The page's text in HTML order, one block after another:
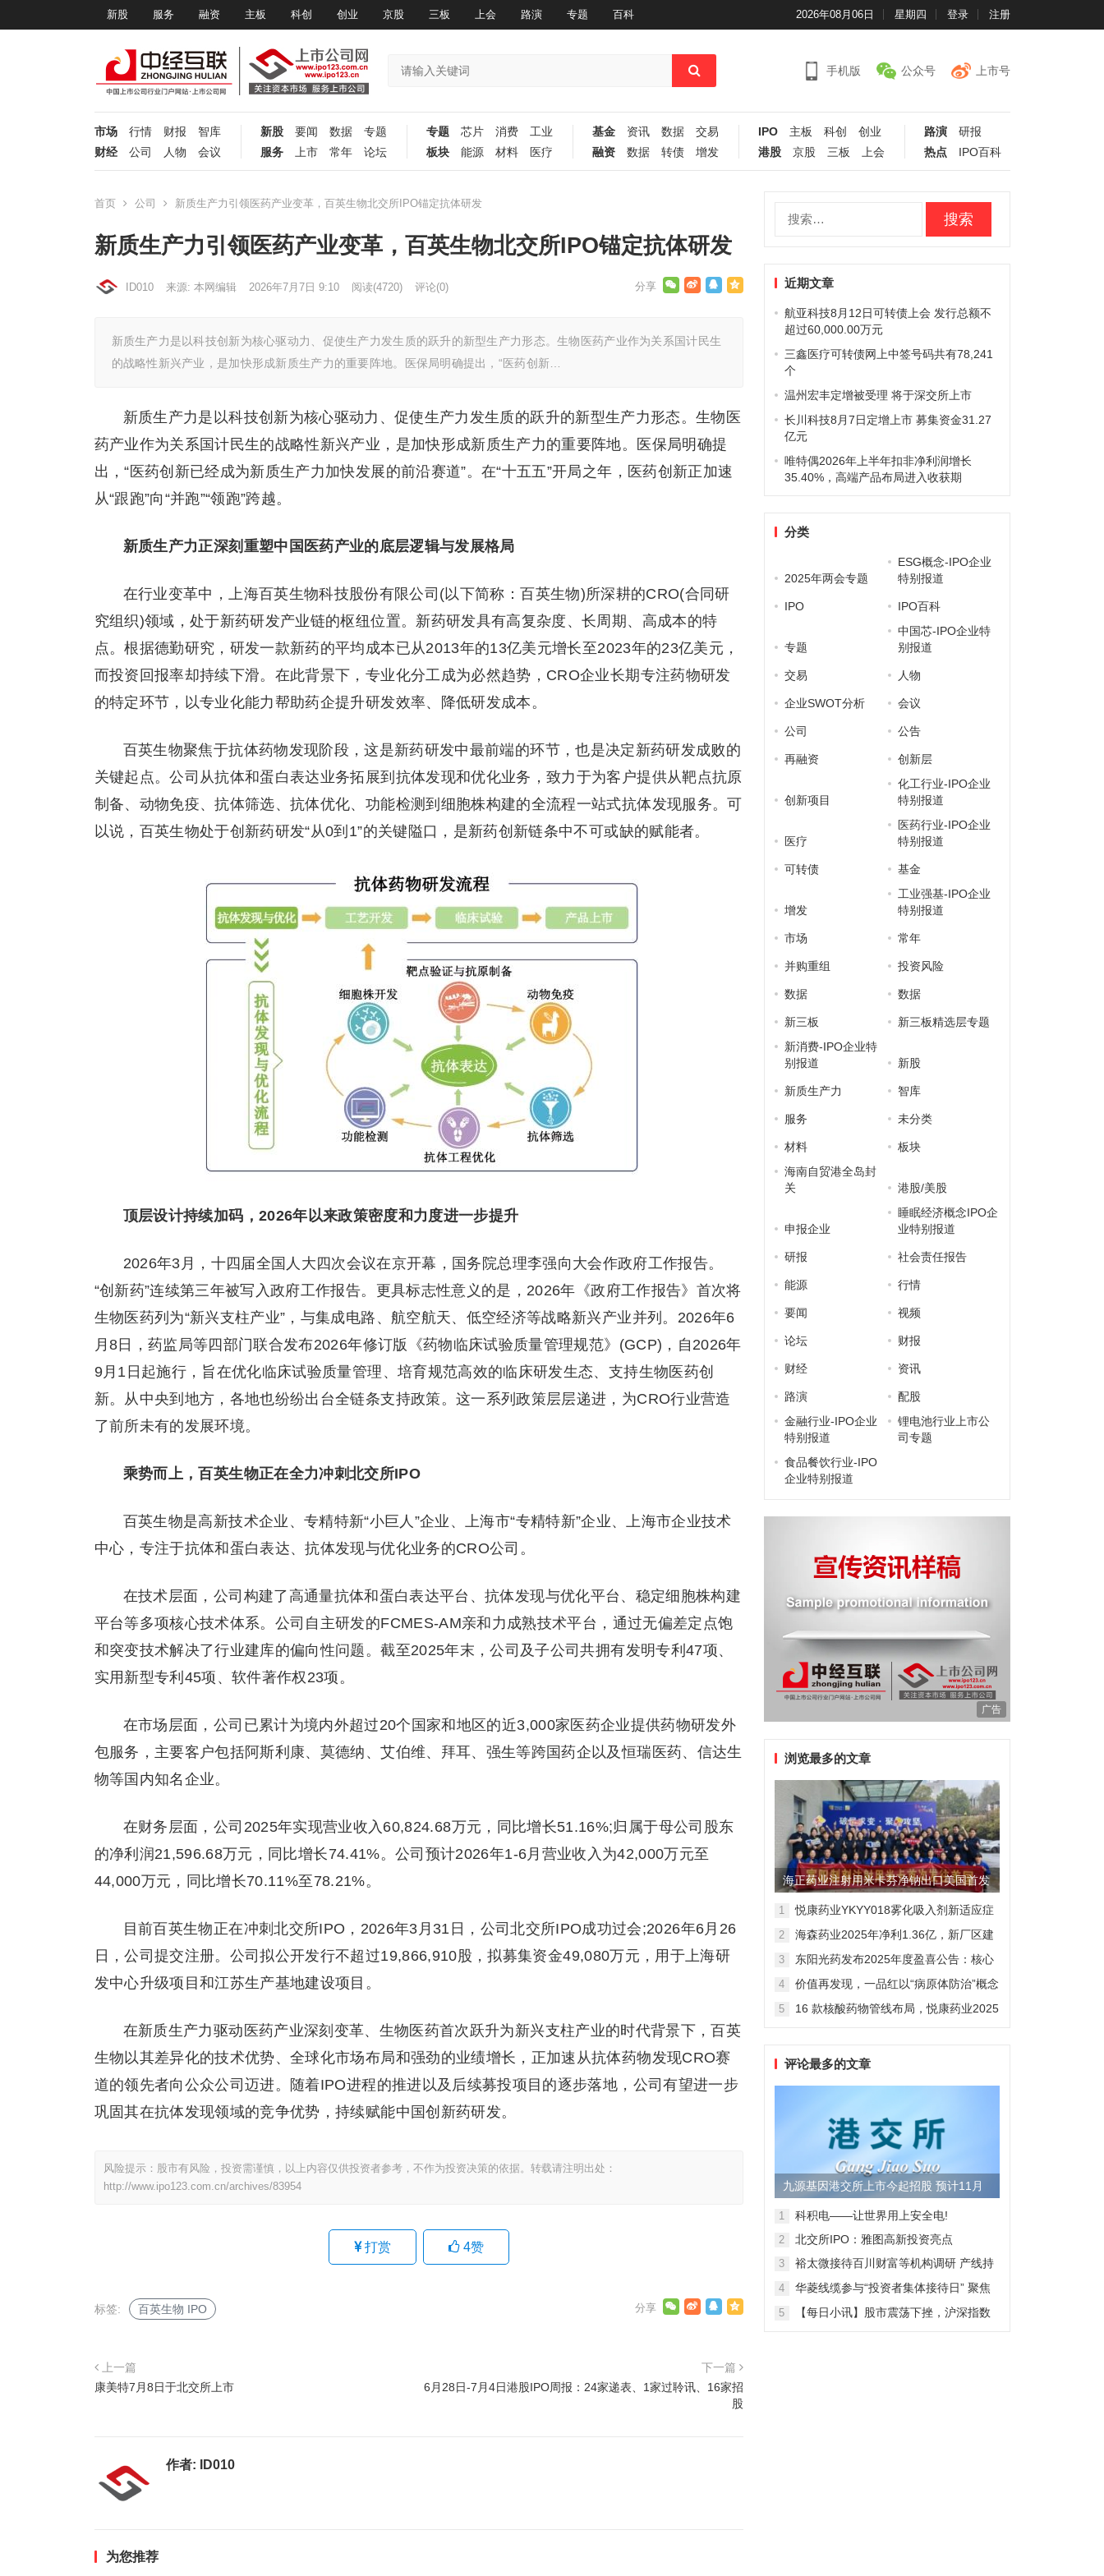
新股 服务 融资 主板 科创 创业 京股 三板 上会 路演 专题 百科 2026年08月06日 星期四 登录 注册
手机版 公众号 上市号
市场 行情 财报
智库
财经
公司 人物 会议
新股 要闻 数据
专题
服务
上市 常年 论坛
专题 芯片 消费
工业
板块
能源 材料 医疗
基金 资讯 数据
交易
融资
数据 转债 增发
IPO 主板 科创
创业
港股
京股 三板 上会
路演
研报
热点
IPO百科
首页 公司 新质生产力引领医药产业变革，百英生物北交所IPO锚定抗体研发
新质生产力引领医药产业变革，百英生物北交所IPO锚定抗体研发
ID010 来源: 本网编辑 2026年7月7日 9:10 阅读(4720) 评论(0)
新质生产力是以科技创新为核心驱动力、促使生产力发生质的跃升的新型生产力形态。生物医药产业作为关系国计民生
的战略性新兴产业，是加快形成新质生产力的重要阵地。医保局明确提出，“医药创新…
新质生产力是以科技创新为核心驱动力、促使生产力发生质的跃升的新型生产力形态。生物医
药产业作为关系国计民生的战略性新兴产业，是加快形成新质生产力的重要阵地。医保局明确提
出，“医药创新已经成为新质生产力加快发展的前沿赛道”。在“十五五”开局之年，医药创新正加速
从“跟跑”向“并跑”“领跑”跨越。
新质生产力正深刻重塑中国医药产业的底层逻辑与发展格局
在行业变革中，上海百英生物科技股份有限公司(以下简称：百英生物)所深耕的CRO(合同研
究组织)领域，处于新药研发产业链的枢纽位置。新药研发具有高复杂度、长周期、高成本的特
点。根据德勤研究，研发一款新药的平均成本已从2013年的13亿美元增长至2023年的23亿美元，
而投资回报率却持续下滑。在此背景下，专业化分工成为必然趋势，CRO企业长期专注药物研发
的特定环节，以专业化能力帮助药企提升研发效率、降低研发成本。
百英生物聚焦于抗体药物发现阶段，这是新药研发中最前端的环节，也是决定新药研发成败的
关键起点。公司从抗体和蛋白表达业务拓展到抗体发现和优化业务，致力于为客户提供从靶点抗原
制备、动物免疫、抗体筛选、抗体优化、功能检测到细胞株构建的全流程一站式抗体发现服务。可
以说，百英生物处于创新药研发“从0到1”的关键隘口，是新药创新链条中不可或缺的赋能者。
顶层设计持续加码，2026年以来政策密度和力度进一步提升
2026年3月，十四届全国人大四次会议在京开幕，国务院总理李强向大会作政府工作报告。
“创新药”连续第三年被写入政府工作报告。更具标志性意义的是，2026年《政府工作报告》首次将
生物医药列为“新兴支柱产业”，与集成电路、航空航天、低空经济等战略新兴产业并列。2026年6
月8日，药监局等四部门联合发布2026年修订版《药物临床试验质量管理规范》(GCP)，自2026年
9月1日起施行，旨在优化临床试验质量管理、培育规范高效的临床研发生态、支持生物医药创
新。从中央到地方，各地也纷纷出台全链条支持政策。这一系列政策层层递进，为CRO行业营造
了前所未有的发展环境。
乘势而上，百英生物正在全力冲刺北交所IPO
百英生物是高新技术企业、专精特新“小巨人”企业、上海市“专精特新”企业、上海市企业技术
中心，专注于抗体和蛋白表达、抗体发现与优化业务的CRO公司。
在技术层面，公司构建了高通量抗体和蛋白表达平台、抗体发现与优化平台、稳定细胞株构建
平台等多项核心技术体系。公司自主研发的FCMES-AM亲和力成熟技术平台，通过无偏差定点饱
和突变技术解决了行业建库的偏向性问题。截至2025年末，公司及子公司共拥有发明专利47项、
实用新型专利45项、软件著作权23项。
在市场层面，公司已累计为境内外超过20个国家和地区的近3,000家医药企业提供药物研发外
包服务，主要客户包括阿斯利康、莫德纳、艾伯维、拜耳、强生等跨国药企以及恒瑞医药、信达生
物等国内知名企业。
在财务层面，公司2025年实现营业收入60,824.68万元，同比增长51.16%;归属于母公司股东
的净利润21,596.68万元，同比增长74.41%。公司预计2026年1-6月营业收入为42,000万元至
44,000万元，同比增长70.11%至78.21%。
目前百英生物正在冲刺北交所IPO，2026年3月31日，公司北交所IPO成功过会;2026年6月26
日，公司提交注册。公司拟公开发行不超过19,866,910股，拟募集资金49,080万元，用于上海研
发中心升级项目和江苏生产基地建设项目。
在新质生产力驱动医药产业深刻变革、生物医药首次跃升为新兴支柱产业的时代背景下，百英
生物以其差异化的技术优势、全球化市场布局和强劲的业绩增长，正加速从抗体药物发现CRO赛
道的领先者向公众公司迈进。随着IPO进程的推进以及后续募投项目的逐步落地，公司有望进一步
巩固其在抗体发现领域的竞争优势，持续赋能中国创新药研发。
风险提示：股市有风险，投资需谨慎，以上内容仅供投资者参考，不作为投资决策的依据。转载请注明出处：
http://www.ipo123.com.cn/archives/83954
打赏 4赞
标签: 百英生物 IPO
上一篇
康美特7月8日于北交所上市
下一篇
6月28日-7月4日港股IPO周报：24家递表、1家过聆讯、16家招
股
作者: ID010
为您推荐
近期文章
航亚科技8月12日可转债上会 发行总额不
超过60,000.00万元
三鑫医疗可转债网上中签号码共有78,241
个
温州宏丰定增被受理 将于深交所上市
长川科技8月7日定增上市 募集资金31.27
亿元
唯特偶2026年上半年扣非净利润增长
35.40%，高端产品布局进入收获期
分类
2025年两会专题
ESG概念-IPO企业
特别报道
IPO IPO百科
专题
中国芯-IPO企业特
别报道
交易 人物
企业SWOT分析 会议
公司 公告
再融资 创新层
创新项目
化工行业-IPO企业
特别报道
医疗
医药行业-IPO企业
特别报道
可转债 基金
增发
工业强基-IPO企业
特别报道
市场 常年
并购重组 投资风险
数据 数据
新三板
新三板精选层专题
新消费-IPO企业特
别报道
新股
新质生产力 智库
服务 未分类
材料
板块
海南自贸港全岛封
关
港股/美股
申报企业
睡眠经济概念IPO企
业特别报道
研报 社会责任报告
能源 行情
要闻 视频
论坛 财报
财经 资讯
路演
配股
金融行业-IPO企业
特别报道
锂电池行业上市公
司专题
食品餐饮行业-IPO
企业特别报道
广告
浏览最多的文章
海正药业注射用米卡芬净钠出口美国首发
制剂全球化迈出关键一步
1
悦康药业YKYY018雾化吸入剂新适应症
感染防治
2
海森药业2025年净利1.36亿，新厂区建
3
东阳光药发布2025年度盈喜公告：核心
维度
4
价值再发现，一品红以“病原体防治”概念
5
16 款核酸药物管线布局，悦康药业2025
评论最多的文章
九源基因港交所上市今起招股 预计11月
28日上市
1 科积电——让世界用上安全电!
2 北交所IPO：雅图高新投资亮点
3
裕太微接待百川财富等机构调研 产线持
4
华菱线缆参与“投资者集体接待日” 聚焦
5
【每日小讯】股市震荡下挫，沪深指数